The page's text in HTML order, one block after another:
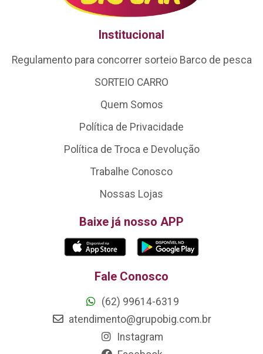
Institucional
Regulamento para concorrer sorteio Barco de pesca
SORTEIO CARRO
Quem Somos
Política de Privacidade
Política de Troca e Devolução
Trabalhe Conosco
Nossas Lojas
Baixe já nosso APP
Fale Conosco
(62) 99614-6319
atendimento@grupobig.com.br
Instagram